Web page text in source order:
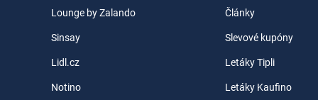
Lounge by Zalando
Sinsay
Lidl.cz
Notino
Články
Slevové kupóny
Letáky Tipli
Letáky Kaufino